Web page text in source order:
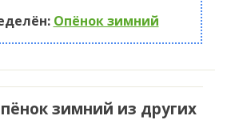
Опёнок зимний
зимний из других